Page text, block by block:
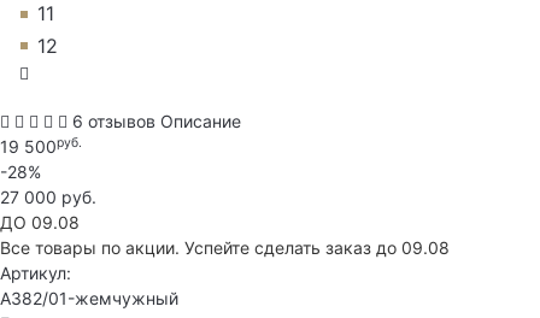
11
12
6 отзывов Описание
19 500руб.
-28%
27 000 руб.
ДО 09.08
Все товары по акции. Успейте сделать заказ до 09.08
Артикул:
A382/01-жемчужный